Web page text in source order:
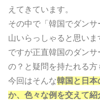
えてきています。
その中で「韓国でダン
山いらっしゃると思いま
ですが正直韓国のダン
の？と疑問を持たれる方
今回はそんな韓国と日本
か、色々な例を交えて紹